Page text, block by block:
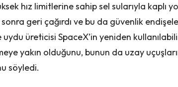
hız limitlerine sahip sel sularıyla kaplı
geri çağırdı ve bu da güvenlik
uydu üreticisi SpaceX’in yeniden
yakın olduğunu, bunun da uzay
söyledi.